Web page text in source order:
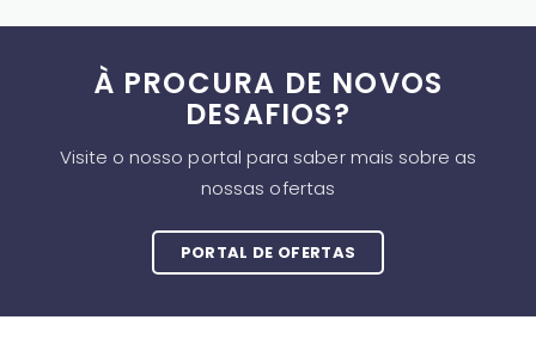
À PROCURA DE NOVOS
DESAFIOS?
Visite o nosso portal para saber mais sobre as
nossas ofertas
PORTAL DE OFERTAS